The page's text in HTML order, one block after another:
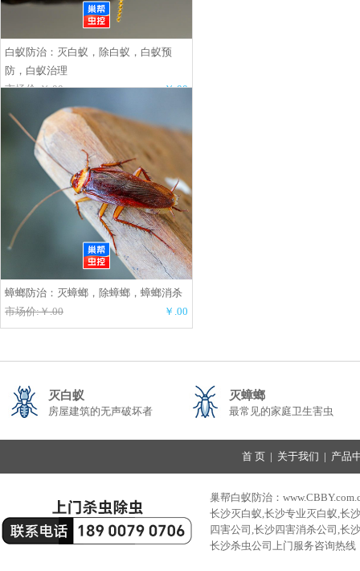
白蚁防治：灭白蚁，除白蚁，白蚁预
防，白蚁治理
市场价:￥.00
￥.00
蟑螂防治：灭蟑螂，除蟑螂，蟑螂消杀
市场价:￥.00
￥.00
灭白蚁
房屋建筑的无声破坏者
灭蟑螂
最常见的家庭卫生害虫
首 页 | 关于我们 | 产品
巢帮白蚁防治：
长沙灭白蚁,长沙专业灭白蚁,长
四害公司,长沙四害消杀公司,长
长沙杀虫公司上门服务咨询热